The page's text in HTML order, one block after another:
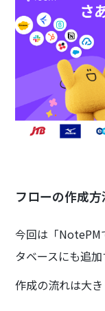
フローの作成方
今回は「
タベースにも追
作成の流れは大き